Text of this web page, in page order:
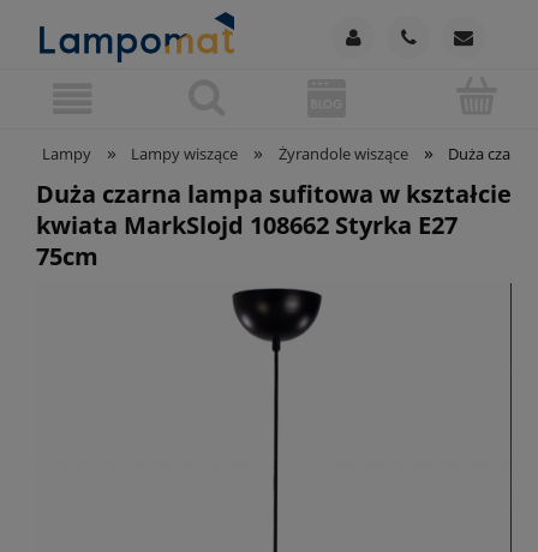
Lampy » Lampy wiszące » Żyrandole wiszące » Duża
Duża czarna lampa sufitowa w kształcie
kwiata MarkSlojd 108662 Styrka E27
75cm